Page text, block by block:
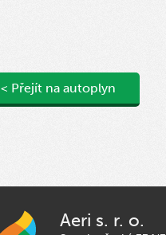
< Přejít na autoplyn
Aeri s. r. o.